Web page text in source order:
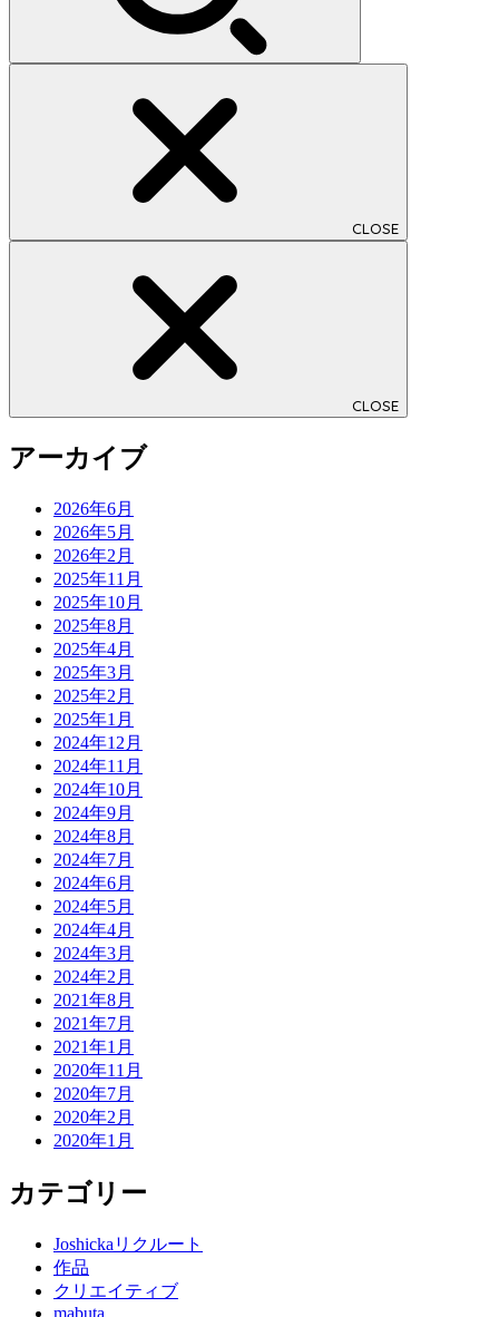
CLOSE
CLOSE
アーカイブ
2026年6月
2026年5月
2026年2月
2025年11月
2025年10月
2025年8月
2025年4月
2025年3月
2025年2月
2025年1月
2024年12月
2024年11月
2024年10月
2024年9月
2024年8月
2024年7月
2024年6月
2024年5月
2024年4月
2024年3月
2024年2月
2021年8月
2021年7月
2021年1月
2020年11月
2020年7月
2020年2月
2020年1月
カテゴリー
Joshickaリクルート
作品
クリエイティブ
mabuta